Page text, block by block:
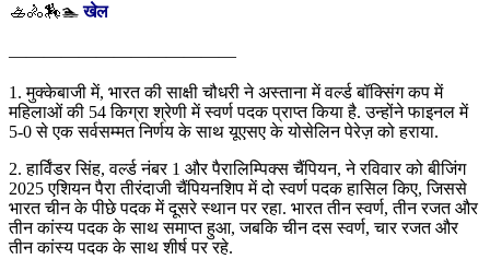
🚣🚴🏇🏊खेल
—————————————
1. मुक्केबाजी में, भारत की साक्षी चौधरी ने अस्ताना में वर्ल्ड बॉक्सिंग कप में
महिलाओं की 54 किग्रा श्रेणी में स्वर्ण पदक प्राप्त किया है. उन्होंने फाइनल में
5-0 से एक सर्वसम्मत निर्णय के साथ यूएसए के योसेलिन पेरेज़ को हराया.
2. हार्विंडर सिंह, वर्ल्ड नंबर 1 और पैरालिम्पिक्स चैंपियन, ने रविवार को बीजिंग
2025 एशियन पैरा तीरंदाजी चैंपियनशिप में दो स्वर्ण पदक हासिल किए, जिससे
भारत चीन के पीछे पदक में दूसरे स्थान पर रहा. भारत तीन स्वर्ण, तीन रजत और
तीन कांस्य पदक के साथ समाप्त हुआ, जबकि चीन दस स्वर्ण, चार रजत और
तीन कांस्य पदक के साथ शीर्ष पर रहे.